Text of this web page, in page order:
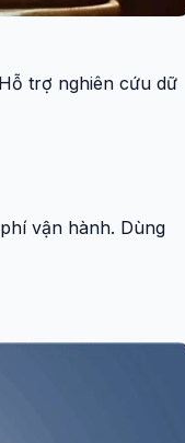
trợ nghiên cứu dữ
vận hành. Dùng